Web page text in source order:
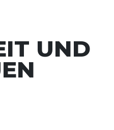
UND